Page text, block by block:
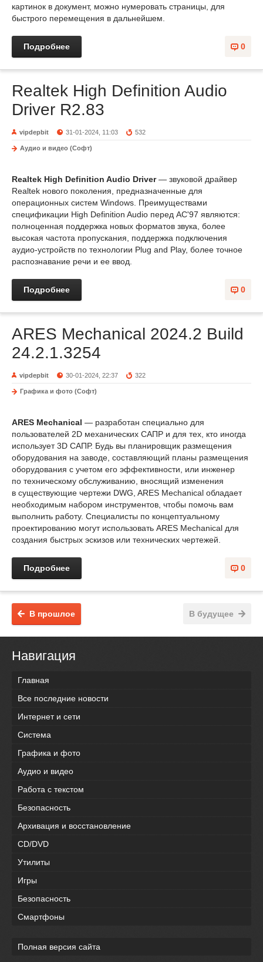
картинок в документ, можно нумеровать страницы, для
быстрого перемещения в дальнейшем.
0
Подробнее
Realtek High Definition Audio
Driver R2.83
vipdepbit 31-01-2024, 11:03 532
Аудио и видео (Софт)
Realtek High Definition Audio Driver— звуковой драйвер
Realtek нового поколения, предназначенные для
операционных систем Windows. Преимуществами
спецификации High Definition Audio перед AC'97 являются:
полноценная поддержка новых форматов звука, более
высокая частота пропускания, поддержка подключения
аудио-устройств по технологии Plug and Play, более точное
распознавание речи и ее ввод.
0
Подробнее
ARES Mechanical 2024.2 Build
24.2.1.3254
vipdepbit 30-01-2024, 22:37 322
Графика и фото (Софт)
ARES Mechanical — разработан специально для
пользователей 2D механических САПР и для тех, кто иногда
использует 3D САПР. Будь вы планировщик размещения
оборудования на заводе, составляющий планы размещения
оборудования с учетом его эффективности, или инженер
по техническому обслуживанию, вносящий изменения
в существующие чертежи DWG, ARES Mechanical обладает
необходимым набором инструментов, чтобы помочь вам
выполнить работу. Специалисты по концептуальному
проектированию могут использовать ARES Mechanical для
создания быстрых эскизов или технических чертежей.
0
Подробнее
В будущее
В прошлое
Навигация
Главная
Все последние новости
Интернет и сети
Система
Графика и фото
Аудио и видео
Работа с текстом
Безопасность
Архивация и восстановление
CD/DVD
Утилиты
Игры
Безопасность
Смартфоны
Полная версия сайта